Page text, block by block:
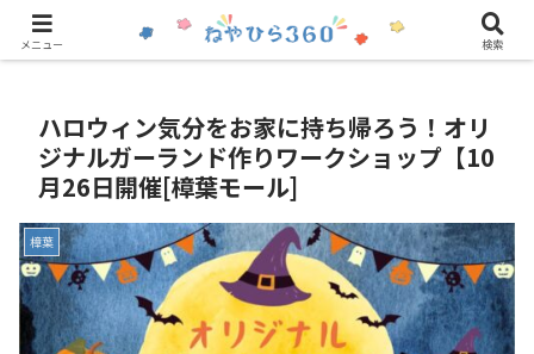
情報の提供はこちら
ハロウィン気分をお家に持ち帰ろう！オリ
ジナルガーランド作りワークショップ【10
月26日開催[樟葉モール]
樟葉
メニュー 検索